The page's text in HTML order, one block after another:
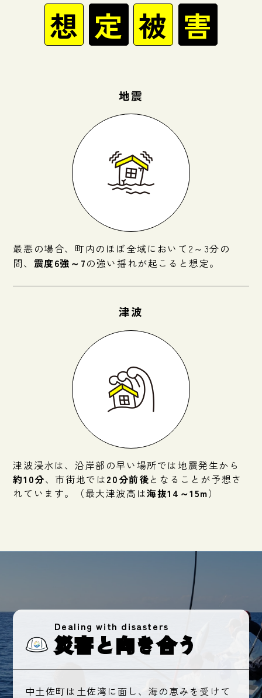
想 定 被 害
地震
最悪の場合、町内のほぼ全域において2～3分の
間、 震度6強～7の強い揺れが起こると想定。
津波
津波浸水は、沿岸部の早い場所では地震発生から
約10分、市街地では20分前後となることが予想さ
れています。（最大津波高は海抜14～15m）
Dealing with disasters
災害と向き合う
中土佐町は土佐湾に面し、海の恵みを受けて